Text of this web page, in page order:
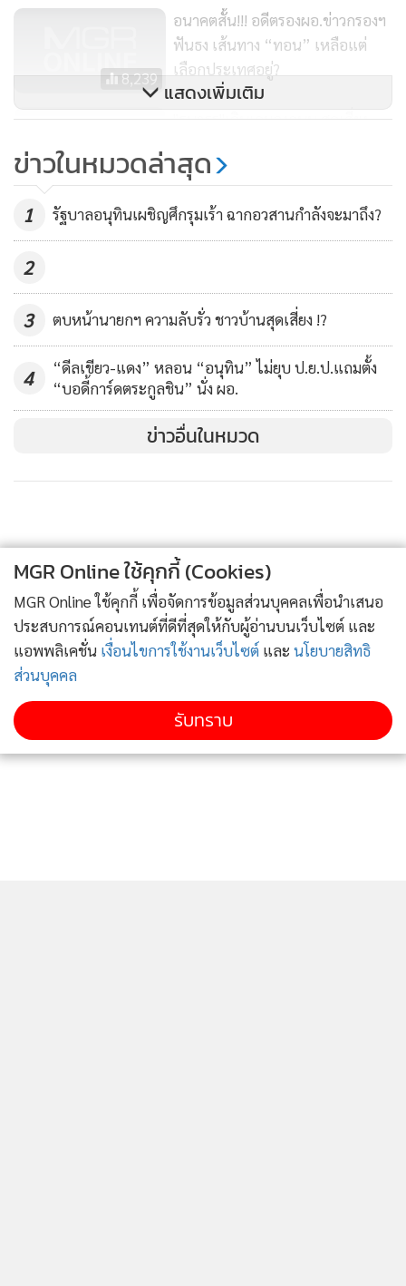
เกี่ยวข้องกับเรื่องคดีที่ถูกร้อง แต่ก็เป็นลักษณะของการ
เคลื่อนไหวสร้างแรงกดดันเข้าทุกทิศทาง รวมไปถึงกิจกรรมการ
“วิ่งไล่ลุง” ในเดือนมกราคมปีหน้า แม้ว่าพวกเขาจะยืนยันว่าไม่ได้
เกี่ยวข้องกัน แต่ก็มีการตั้งข้อสังเกตว่าเป็นเครือข่ายเดียวกัน
เมื่อพิจารณาจากช่วงวันเวลา กับวันที่ศาลรัฐธรรมนูญกำหนดให้
พรรคอนาคตใหม่ชี้แจงในคดีเงินกู้ภายใน 15 วัน และคดีถูกร้อง
ในกรณีล้มล้างการปกครองในวันที่ 21 มกราคม แล้วถือว่าเป็น
ช่วงจังหวะเวลาที่ใกล้เคียง และหวังผลทางการเมือง
ขณะเดียวกันล่าสุด เมื่อวันที่ 26 ธันวาคม พรรคอนาคตใหม่ก็ได้
โพสต์ข้อความระบุว่า กระบวนการ “Lawfare” หรือ “นิติ
สงคราม” นั้นไม่เคยเป็นผลดีต่อสังคมและประเทศชาติ เพราะไม่
เคยแก้ปัญหาใดๆได้เลย ดังที่จะเห็นการใช้กระบวนการเช่นนี้ใน
ช่วงหลายปีที่ผ่านมา ก็ไม่ได้ทำให้ความขัดแย้งลดลง ซ้ำยังทำให้
ความแตกแยกร้าวลึกลงไปอีก
ดำเนินคดีและศาลรัฐธรรมนูญกำลังจะมีการวินิจฉัยในคดีล้มล้าง
เป็น “กระบวนการ” ที่ถูกสร้างขึ้นมาเพื่อทำลายอีกฝ่ายหนึ่งมา
นานหลายปีแล้ว และที่สำคัญก็คือพวกเขาต้องการให้สังคมได้
จับตาในเรื่องนี้ ซึ่งความหมายก็คือ อีกด้านหนึ่งเหมือนกับการ
ปลุกเร้าให้เห็นว่ากำลังถูกกระทำอย่างไม่เป็นธรรมนั่นเอง
อย่างไรก็ดี หากพิจารณากันแบบเกาะติดกันมาอย่างต่อเนื่อง
แล้ว ก็ย่อมมองเห็นว่าทุกเรื่องล้วนมีต้นตอมาจากพวกเขาเอง
เพียงแต่ว่าบางเรื่องอาจล้ำเส้น แต่เมื่อเข้าข่ายผิดกฎหมาย มันก็
คงช่วยไม่ได้ที่จะต้องเดินไปในแบบที่เห็น และความเคลื่อนไหวที่
8,239
อนาคตสั้น!!! อดีตรองผอ.ข่าวกรองฯ
ฟันธง เส้นทาง “ทอน” เหลือแต่
เลือกประเทศอยู่?
308
"ธนาธร"เดินเกมลงถนน สุดเสี่ยง
แสดงเพิ่มเติม
ข่าวในหมวดล่าสุด
1 รัฐบาลอนุทินเผชิญศึกรุมเร้า ฉากอวสานกำลังจะมาถึง?
2
3 ตบหน้านายกฯ ความลับรั่ว ชาวบ้านสุดเสี่ยง !?
4
“ดีลเขียว-แดง” หลอน “อนุทิน” ไม่ยุบ ป.ย.ป.แถมตั้ง
“บอดี้การ์ดตระกูลชิน” นั่ง ผอ.
ข่าวอื่นในหมวด
MGR Online ใช้คุกกี้ (Cookies)
MGR Online ใช้คุกกี้ เพื่อจัดการข้อมูลส่วนบุคคลเพื่อนำเสนอ
ประสบการณ์คอนเทนต์ที่ดีที่สุดให้กับผู้อ่านบนเว็บไซต์ และ
แอพพลิเคชั่น เงื่อนไขการใช้งานเว็บไซต์ และ นโยบายสิทธิ
ส่วนบุคคล
รับทราบ